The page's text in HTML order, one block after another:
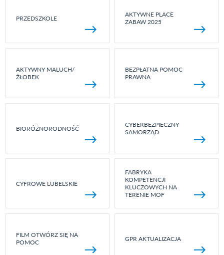
PRZEDSZKOLE
AKTYWNE PLACE
ZABAW 2025
AKTYWNY MALUCH/
ŻŁOBEK
BEZPŁATNA POMOC
PRAWNA
BIORÓŻNORODNOŚĆ
CYBERBEZPIECZNY
SAMORZĄD
CYFROWE LUBELSKIE
FABRYKA
KOMPETENCJI
KLUCZOWYCH NA
TERENIE MOF
FILM OTWÓRZ SIĘ NA
POMOC
GPR AKTUALIZACJA